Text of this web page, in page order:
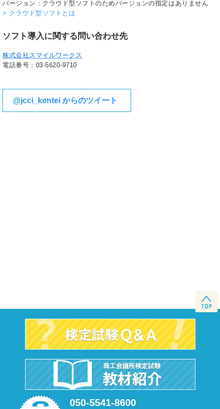
バージョン：クラウド型ソフトのためバージョンの指定はありません
> クラウド型ソフトとは
ソフト導入に関する問い合わせ先
株式会社スマイルワークス
電話番号：03-5620-9710
@jcci_kentei からのツイート
050-5541-8600